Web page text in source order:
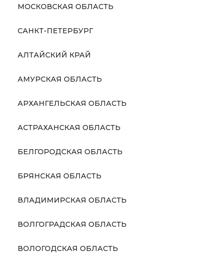
МОСКОВСКАЯ ОБЛАСТЬ
САНКТ-ПЕТЕРБУРГ
АЛТАЙСКИЙ КРАЙ
АМУРСКАЯ ОБЛАСТЬ
АРХАНГЕЛЬСКАЯ ОБЛАСТЬ
АСТРАХАНСКАЯ ОБЛАСТЬ
БЕЛГОРОДСКАЯ ОБЛАСТЬ
БРЯНСКАЯ ОБЛАСТЬ
ВЛАДИМИРСКАЯ ОБЛАСТЬ
ВОЛГОГРАДСКАЯ ОБЛАСТЬ
ВОЛОГОДСКАЯ ОБЛАСТЬ